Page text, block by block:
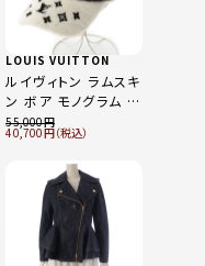
LOUIS VUITTON
ルイヴィトン ラムスキ
ン ボア モノグラム 帽
子 キャップ M00494
ブラック L
55,000
40,700